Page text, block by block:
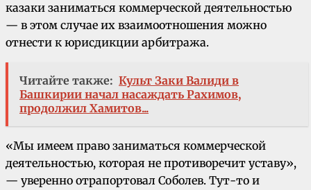
казаки заниматься коммерческой деятельностью
— в этом случае их взаимоотношения можно
отнести к юрисдикции арбитража.
Читайте также: Культ Заки Валиди в
Башкирии начал насаждать Рахимов,
продолжил Хамитов...
«Мы имеем право заниматься коммерческой
деятельностью, которая не противоречит уставу»,
— уверенно отрапортовал Соболев. Тут-то и